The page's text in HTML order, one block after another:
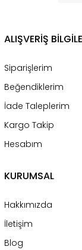
ALIŞVERİŞ
Siparişlerim
Beğendiklerim
İade Taleplerim
Kargo Takip
Hesabım
KURUMSAL
Hakkımızda
İletişim
Blog